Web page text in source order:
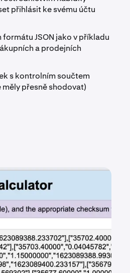
přihlásit ke svému účtu
JSON jako v příkladu
a prodejních
s kontrolním součtem
přesně shodovat)